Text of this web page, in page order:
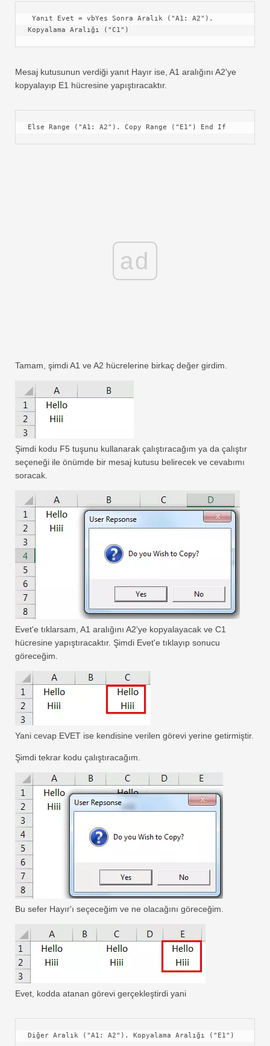
Kopyalama Aralığı ("C1")
Mesaj kutusunun verdiği yanıt Hayır ise, A1 aralığını A2'ye
kopyalayıp E1 hücresine yapıştıracaktır.
Else Range ("A1: A2"). Copy Range ("E1") End If
ad
Tamam, şimdi A1 ve A2 hücrelerine birkaç değer girdim.
Şimdi kodu F5 tuşunu kullanarak çalıştıracağım ya da çalıştır
seçeneği ile önümde bir mesaj kutusu belirecek ve cevabımı
soracak.
Evet'e tıklarsam, A1 aralığını A2'ye kopyalayacak ve C1
hücresine yapıştıracaktır. Şimdi Evet'e tıklayıp sonucu
göreceğim.
Yani cevap EVET ise kendisine verilen görevi yerine getirmiştir.
Şimdi tekrar kodu çalıştıracağım.
Bu sefer Hayır'ı seçeceğim ve ne olacağını göreceğim.
Evet, kodda atanan görevi gerçekleştirdi yani
Diğer Aralık ("A1: A2"). Kopyalama Aralığı ("E1")